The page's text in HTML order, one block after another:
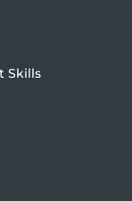
Skills